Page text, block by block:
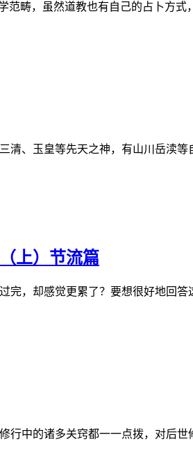
畴，虽然道教也有自己的占卜方式
、玉皇等先天之神，有山川岳渎等
上）节流篇
完，却感觉更累了？要想很好地回
行中的诸多关窍都一一点拨，对后